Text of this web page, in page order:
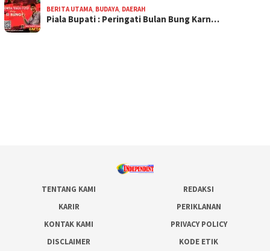
BERITA UTAMA, BUDAYA, DAERAH
Piala Bupati : Peringati Bulan Bung Karn…
TENTANG KAMI
REDAKSI
KARIR
PERIKLANAN
KONTAK KAMI
PRIVACY POLICY
DISCLAIMER
KODE ETIK